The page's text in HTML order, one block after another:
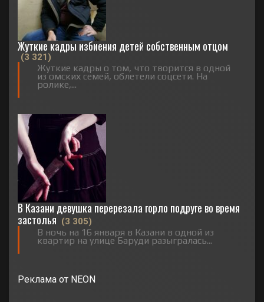
Жуткие кадры избиения детей собственным отцом
(3 321)
Жуткие кадры о том, что творится в одной
из омских семей, облетели соцсети. На
ролике,...
В Казани девушка перерезала горло подруге во время
застолья (3 305)
В ночь на 16 января в Казани в одной из
квартир на улице Баруди разыгралась...
Реклама от NEON